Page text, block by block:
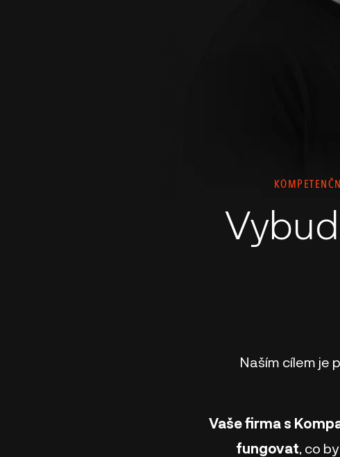
Naším cílem je
Vaše firma s
fungovat, co